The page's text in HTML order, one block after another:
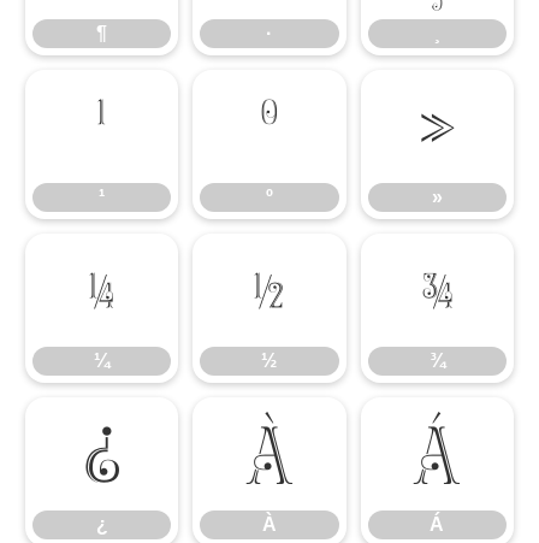
¶ ·
¹
¹
º
º
»
»
¼
¼
½
½
¾
¾
¿
¿
À
À
Á
Á